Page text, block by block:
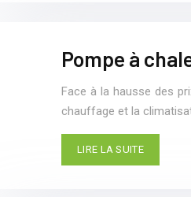
Pompe à
Face à la hausse des
chauffage et la
LIRE LA SUITE